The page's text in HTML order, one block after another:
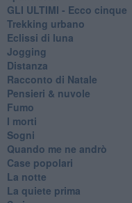
GLI ULTIMI - Ecco cinque
Trekking urbano
Eclissi di luna
Jogging
Distanza
Racconto di Natale
Pensieri & nuvole
Fumo
I morti
Sogni
Quando me ne andrò
Case popolari
La notte
La quiete prima